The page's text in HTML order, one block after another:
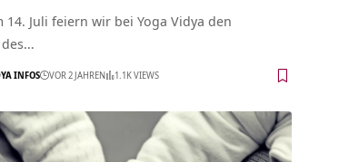
14. Juli feiern wir bei Yoga Vidya den
des…
INFOS VOR 2 JAHREN 1.1K VIEWS